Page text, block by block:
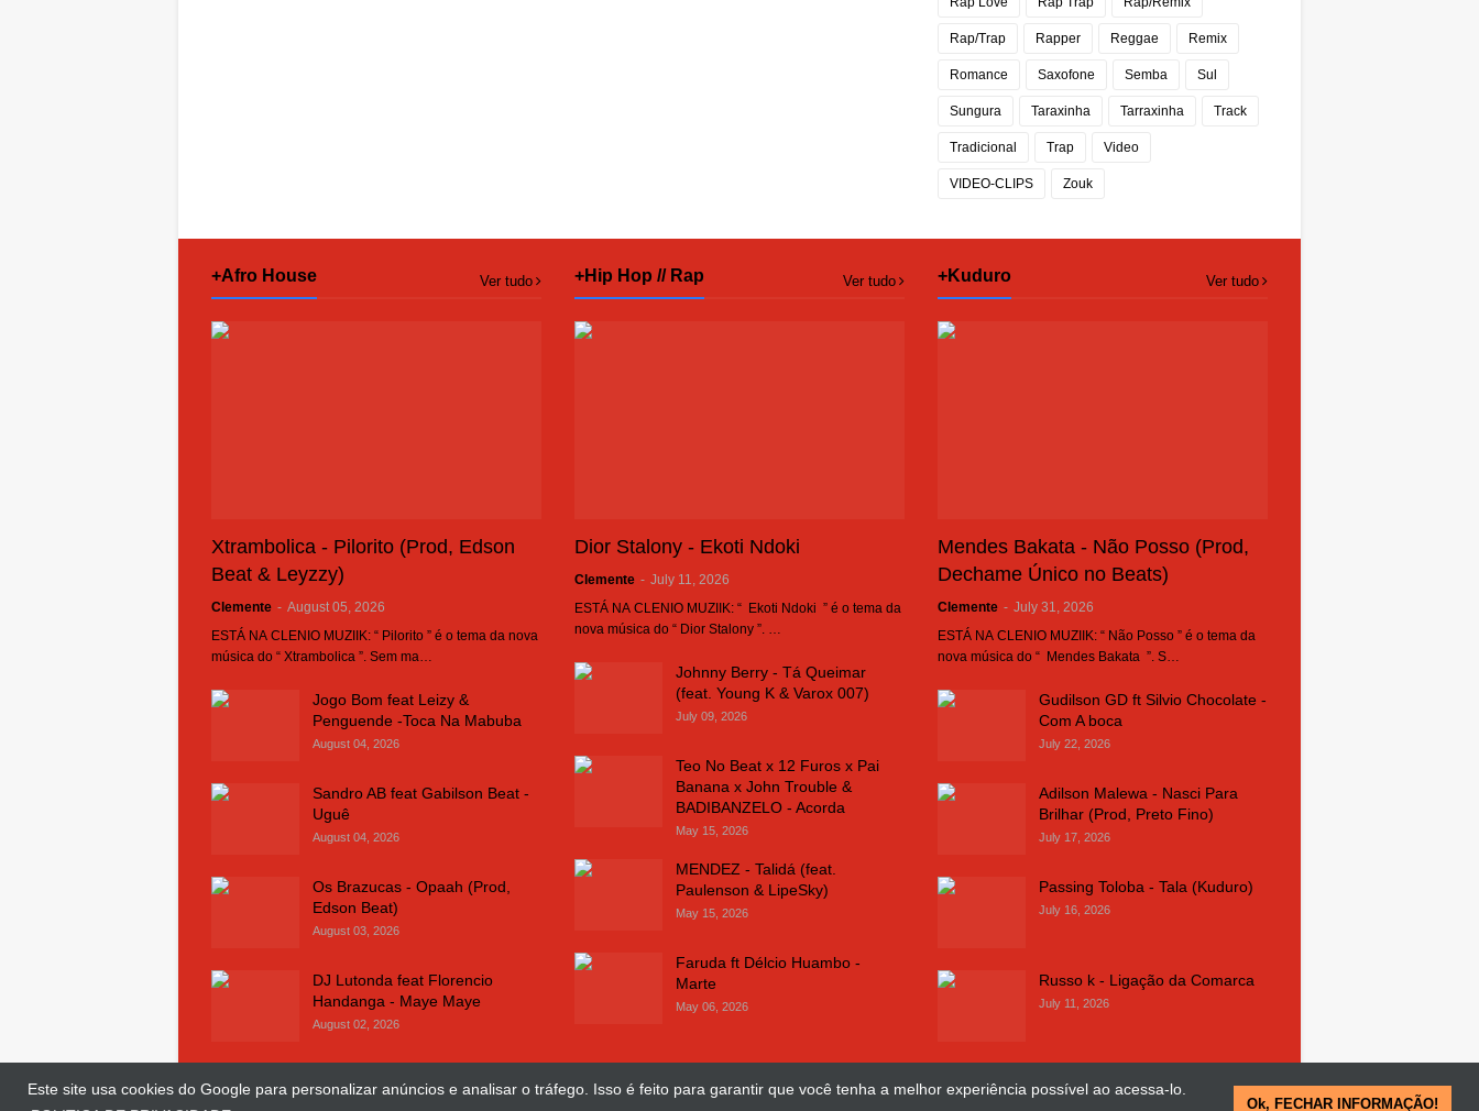
Este site usa cookies do Google para personalizar anúncios e analisar o tráfego. Isso é feito para garantir que você tenha a melhor experiência possível ao acessa-lo.
Ok, FECHAR INFORMAÇÃO!
Rap/Trap Rapper Reggae Remix
Romance Saxofone Semba Sul
Sungura Taraxinha Tarraxinha Track
Tradicional Trap Video
VIDEO-CLIPS Zouk
+Afro House Ver tudo
Xtrambolica - Pilorito (Prod, Edson
Beat & Leyzzy)
Clemente - August 05, 2026
ESTÁ NA CLENIO MUZIIK: “ Pilorito ” é o tema da nova
música do “ Xtrambolica ”. Sem ma…
Jogo Bom feat Leizy &
Penguende -Toca Na Mabuba
August 04, 2026
Sandro AB feat Gabilson Beat -
Uguê
August 04, 2026
Os Brazucas - Opaah (Prod,
Edson Beat)
August 03, 2026
DJ Lutonda feat Florencio
Handanga - Maye Maye
August 02, 2026
+Hip Hop // Rap Ver tudo
Dior Stalony - Ekoti Ndoki
Clemente - July 11, 2026
ESTÁ NA CLENIO MUZIIK: “ Ekoti Ndoki ” é o tema da
nova música do “ Dior Stalony ”. …
Johnny Berry - Tá Queimar
(feat. Young K & Varox 007)
July 09, 2026
Teo No Beat x 12 Furos x Pai
Banana x John Trouble &
BADIBANZELO - Acorda
May 15, 2026
MENDEZ - Talidá (feat.
Paulenson & LipeSky)
May 15, 2026
Faruda ft Délcio Huambo -
Marte
May 06, 2026
+Kuduro Ver tudo
Mendes Bakata - Não Posso (Prod,
Dechame Único no Beats)
Clemente - July 31, 2026
ESTÁ NA CLENIO MUZIIK: “ Não Posso ” é o tema da
nova música do “ Mendes Bakata ”. S…
Gudilson GD ft Silvio Chocolate -
Com A boca
July 22, 2026
Adilson Malewa - Nasci Para
Brilhar (Prod, Preto Fino)
July 17, 2026
Passing Toloba - Tala (Kuduro)
July 16, 2026
Russo k - Ligação da Comarca
July 11, 2026
© Copyright 2018 and 2025 Clenio Muziik| Design WebJosé Chimuco